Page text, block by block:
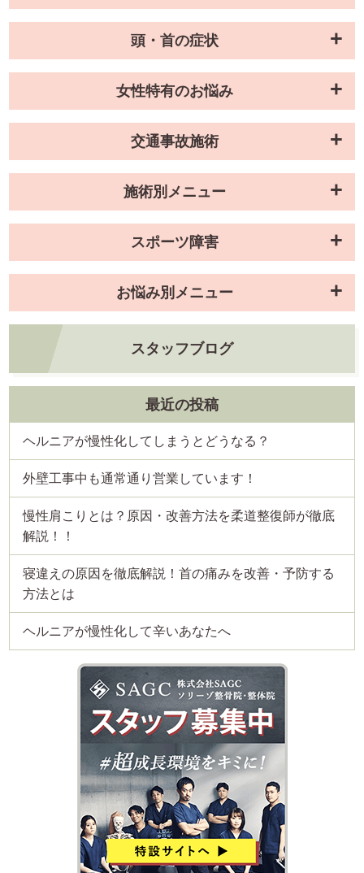
頭・首の症状
女性特有のお悩み
交通事故施術
施術別メニュー
スポーツ障害
お悩み別メニュー
スタッフブログ
最近の投稿
ヘルニアが慢性化してしまうとどうなる？
外壁工事中も通常通り営業しています！
慢性肩こりとは？原因・改善方法を柔道整復師が徹底
解説！！
寝違えの原因を徹底解説！首の痛みを改善・予防する
方法とは
ヘルニアが慢性化して辛いあなたへ